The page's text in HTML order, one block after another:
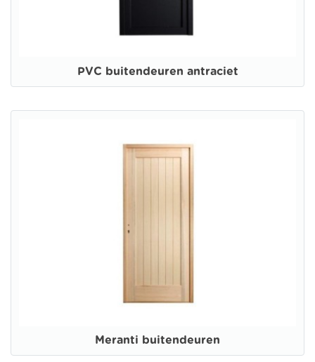
PVC buitendeuren antraciet
Meranti buitendeuren